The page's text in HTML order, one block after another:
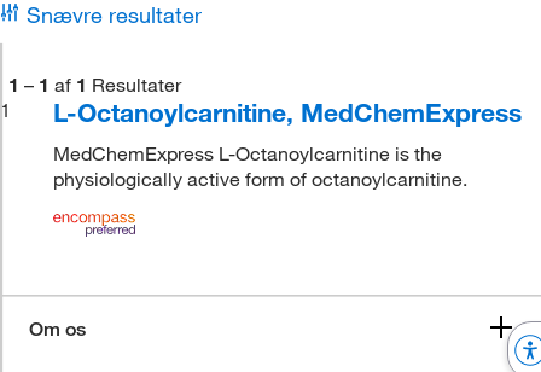
Snævre resultater
1 – 1 af 1 Resultater
1
L-Octanoylcarnitine, MedChemExpress
MedChemExpress L-Octanoylcarnitine is the
physiologically active form of octanoylcarnitine.
Om os